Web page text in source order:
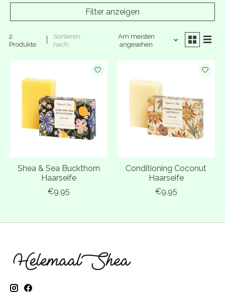
Filter anzeigen
2
Produkte
Sortieren
nach
Am meisten
angesehen
Shea & Sea Buckthorn
Haarseife
€9,95
Conditioning Coconut
Haarseife
€9,95